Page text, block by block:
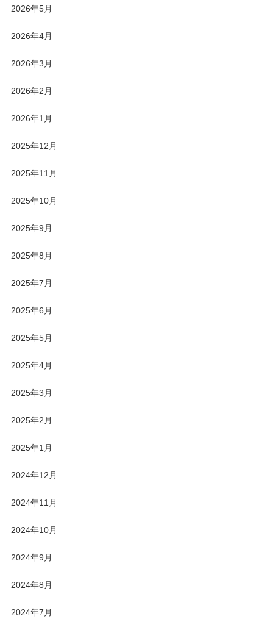
2026年5月
2026年4月
2026年3月
2026年2月
2026年1月
2025年12月
2025年11月
2025年10月
2025年9月
2025年8月
2025年7月
2025年6月
2025年5月
2025年4月
2025年3月
2025年2月
2025年1月
2024年12月
2024年11月
2024年10月
2024年9月
2024年8月
2024年7月